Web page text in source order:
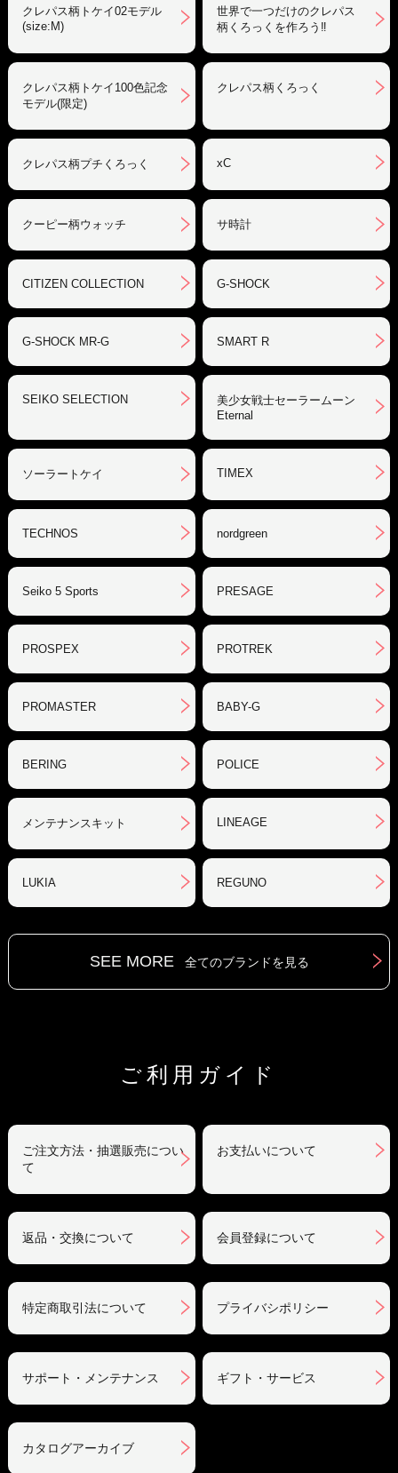
クレパス柄トケイ02モデル
(size:M)
世界で一つだけのクレパス
柄くろっくを作ろう‼︎
クレパス柄トケイ100色記念
モデル(限定)
クレパス柄くろっく
クレパス柄プチくろっく xC
クーピー柄ウォッチ サ時計
CITIZEN COLLECTION G-SHOCK
G-SHOCK MR-G SMART R
SEIKO SELECTION
美少女戦士セーラームーン
Eternal
ソーラートケイ TIMEX
TECHNOS nordgreen
Seiko 5 Sports PRESAGE
PROSPEX PROTREK
PROMASTER BABY-G
BERING POLICE
メンテナンスキット LINEAGE
LUKIA REGUNO
SEE MORE 全てのブランドを見る
ご利用ガイド
ご注文方法・抽選販売につい
て
お支払いについて
返品・交換について 会員登録について
特定商取引法について プライバシポリシー
サポート・メンテナンス ギフト・サービス
カタログアーカイブ